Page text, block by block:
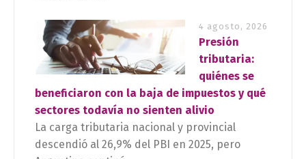
4 agosto, 2026
Presión
tributaria:
quiénes se
beneficiaron con la baja de impuestos y qué
sectores todavía no sienten alivio
La carga tributaria nacional y provincial
descendió al 26,9% del PBI en 2025, pero